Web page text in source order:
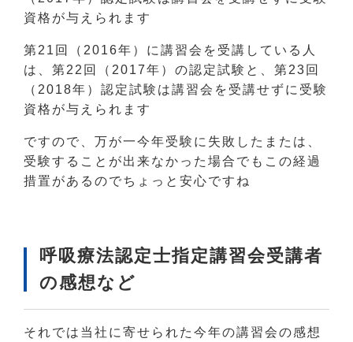
資格が与えられます
第21回（2016年）に講習会を受講している人
は、第22回（2017年）の認定試験と、第23回
（2018年）認定試験は講習会を受講せずに受験
資格が与えられます
ですので、万が一今年受験に失敗したまたは、
受験することが出来なかった場合でもこの経過
措置があるのでちょっと安心ですね
呼吸療法認定士指定講習会受講者
の感想など
それでは当社に寄せられた今年の講習会の感想